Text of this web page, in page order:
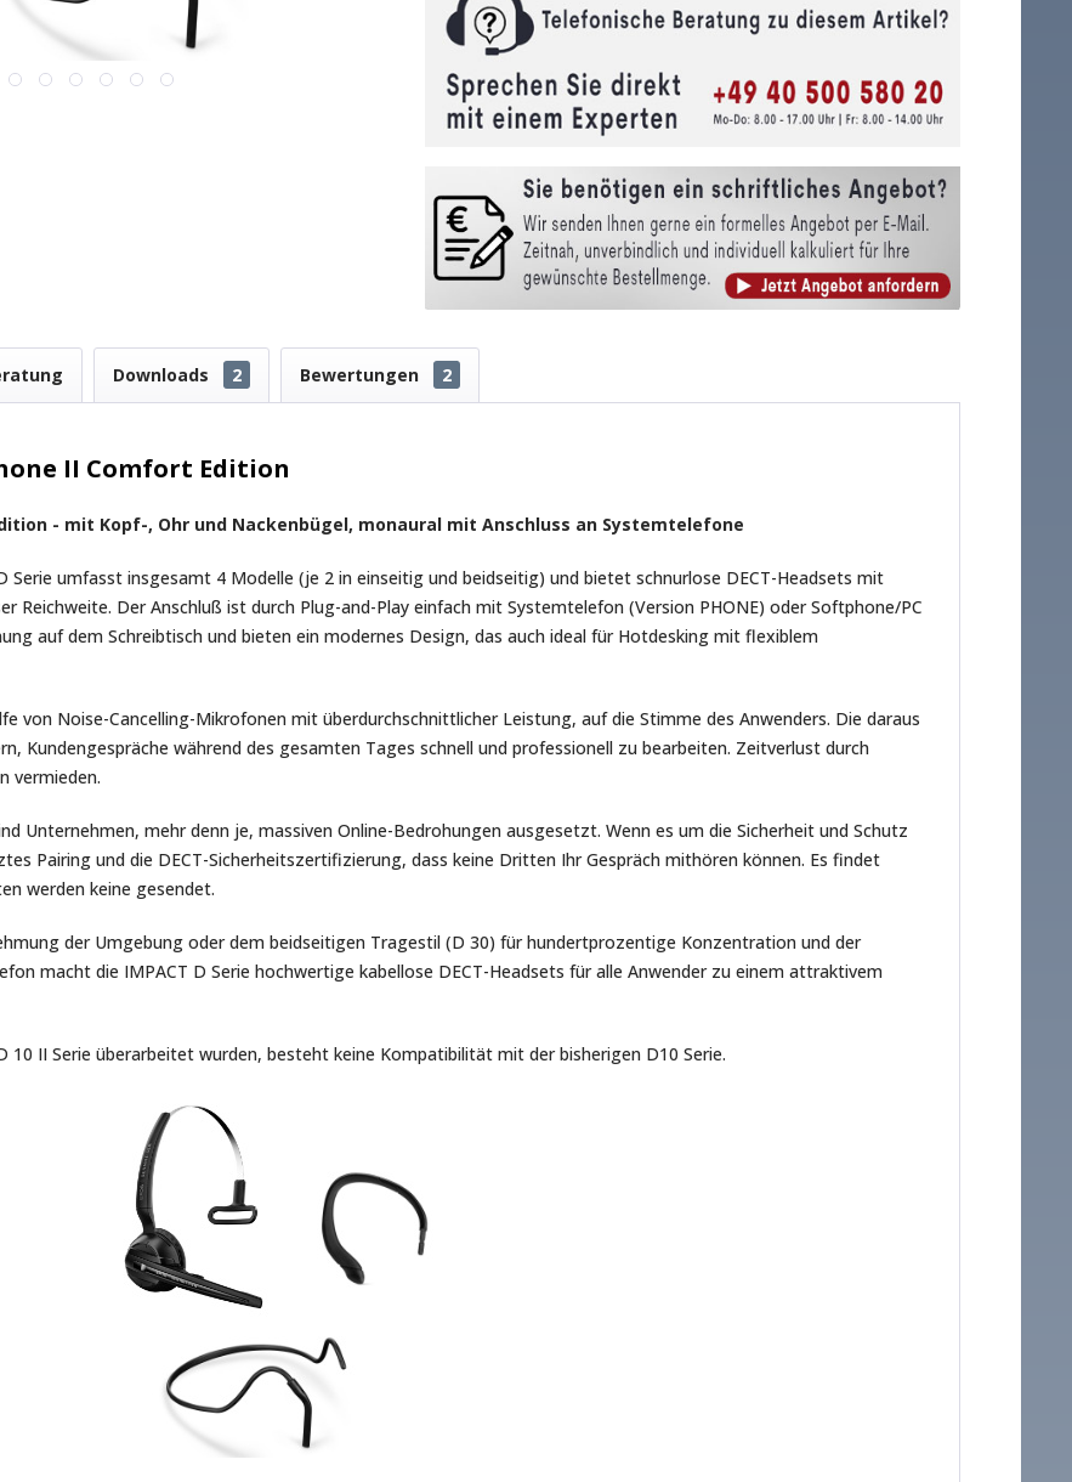
Downloads 2 Bewertungen 2
II Comfort Edition
- mit Kopf-, Ohr und Nackenbügel, monaural mit Anschluss an Systemtelefone
Serie umfasst insgesamt 4 Modelle (je 2 in einseitig und beidseitig) und bietet schnurlose DECT-Headsets mit
Reichweite. Der Anschluß ist durch Plug-and-Play einfach mit Systemtelefon (Version PHONE) oder Softphone/PC
auf dem Schreibtisch und bieten ein modernes Design, das auch ideal für Hotdesking mit flexiblem
von Noise-Cancelling-Mikrofonen mit überdurchschnittlicher Leistung, auf die Stimme des Anwenders. Die daraus
Kundengespräche während des gesamten Tages schnell und professionell zu bearbeiten. Zeitverlust durch
vermieden.
Unternehmen, mehr denn je, massiven Online-Bedrohungen ausgesetzt. Wenn es um die Sicherheit und Schutz
Pairing und die DECT-Sicherheitszertifizierung, dass keine Dritten Ihr Gespräch mithören können. Es findet
werden keine gesendet.
der Umgebung oder dem beidseitigen Tragestil (D 30) für hundertprozentige Konzentration und der
macht die IMPACT D Serie hochwertige kabellose DECT-Headsets für alle Anwender zu einem attraktivem
10 II Serie überarbeitet wurden, besteht keine Kompatibilität mit der bisherigen D10 Serie.